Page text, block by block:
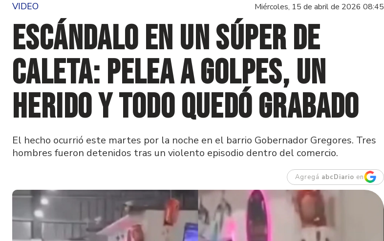
VIDEO Miércoles, 15 de abril de 2026 08:45
Escándalo en un súper de
Caleta: pelea a golpes, un
herido y todo quedó grabado
El hecho ocurrió este martes por la noche en el barrio Gobernador Gregores. Tres
hombres fueron detenidos tras un violento episodio dentro del comercio.
Agregá abcDiario en